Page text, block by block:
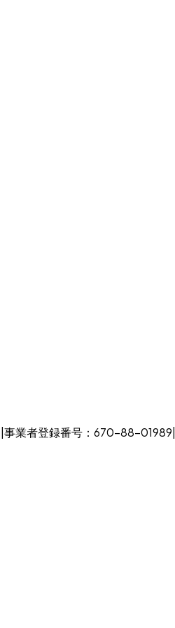
事業者登録番号：670-88-01989